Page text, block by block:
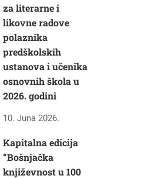
za literarne i
likovne radove
polaznika
predškolskih
ustanova i učenika
osnovnih škola u
2026. godini
10. Juna 2026.
Kapitalna edicija
“Bošnjačka
književnost u 100